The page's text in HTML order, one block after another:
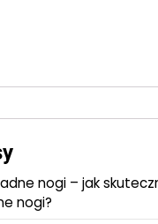
nogi – jak
nogi?